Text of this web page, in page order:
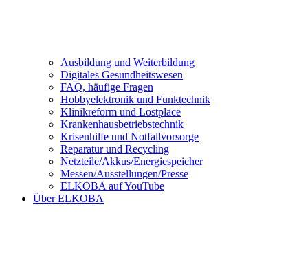
Ausbildung und Weiterbildung
Digitales Gesundheitswesen
FAQ, häufige Fragen
Hobbyelektronik und Funktechnik
Klinikreform und Lostplace
Krankenhausbetriebstechnik
Krisenhilfe und Notfallvorsorge
Reparatur und Recycling
Netzteile/Akkus/Energiespeicher
Messen/Ausstellungen/Presse
ELKOBA auf YouTube
Über ELKOBA